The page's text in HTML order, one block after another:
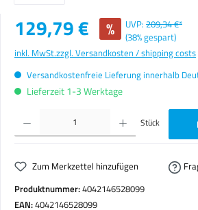
Verkaufspreis:
129,79 € % UVP: 209,34 €*
(38% gespart)
inkl. MwSt.zzgl. Versandkosten / shipping costs
Versandkostenfreie Lieferung innerhalb
Lieferzeit 1-3 Werktage
Produkt Anzahl: Gib den gewünschten Wert ein oder benutze
Stück
Zum Merkzettel hinzufügen
Produktnummer:4042146528099
EAN:4042146528099